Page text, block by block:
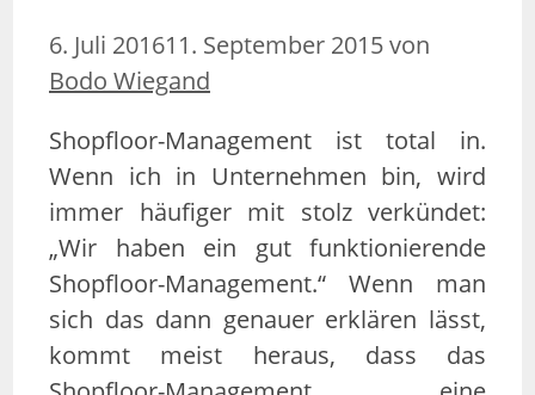
6. Juli 201611. September 2015von
Bodo Wiegand
Shopfloor-Management ist total in.
Wenn ich in Unternehmen bin, wird
immer häufiger mit stolz verkündet:
„Wir haben ein gut funktionierende
Shopfloor-Management.“ Wenn man
sich das dann genauer erklären lässt,
kommt meist heraus, dass das